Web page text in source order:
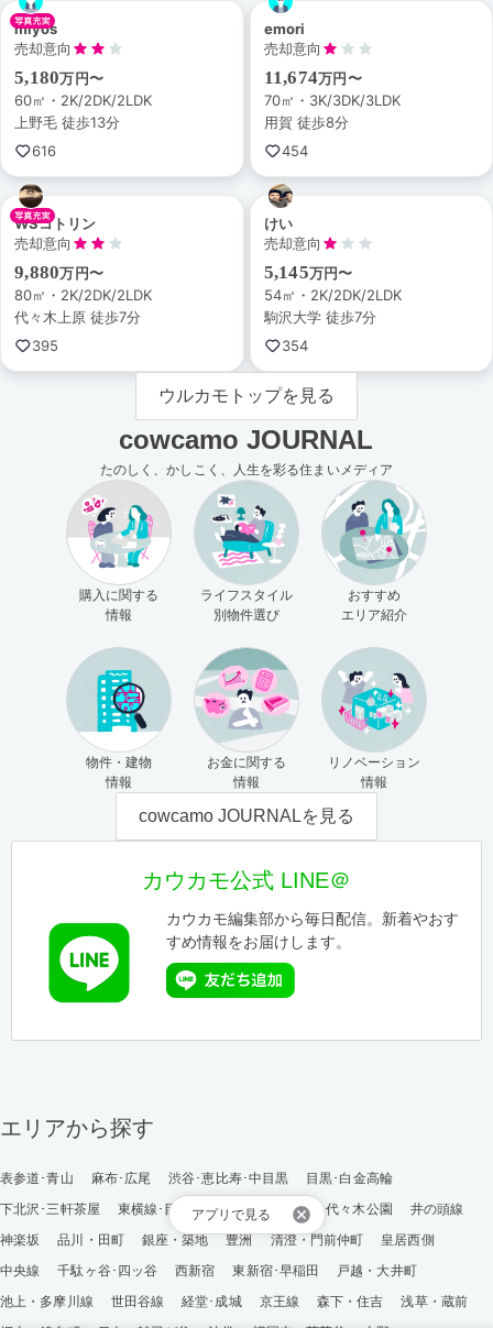
アプリで見る
miyos
売却意向
5,180万円〜
60㎡・2K/2DK/2LDK
上野毛 徒歩13分
616
emori
売却意向
11,674万円〜
70㎡・3K/3DK/3LDK
用賀 徒歩8分
454
WSコトリン
売却意向
9,880万円〜
80㎡・2K/2DK/2LDK
代々木上原 徒歩7分
395
けい
売却意向
5,145万円〜
54㎡・2K/2DK/2LDK
駒沢大学 徒歩7分
354
ウルカモトップを見る
cowcamo JOURNAL
たのしく、かしこく、人生を彩る住まいメディア
購入に関する
情報
ライフスタイル
別物件選び
おすすめ
エリア紹介
物件・建物
情報
お金に関する
情報
リノベーション
情報
cowcamo JOURNALを見る
カウカモ公式 LINE＠
カウカモ編集部から毎日配信。新着やおす
すめ情報をお届けします。
エリアから探す
表参道･青山 麻布･広尾 渋谷･恵比寿･中目黒
目黒･白金高輪
下北沢･三軒茶屋
東横線･目黒線 駒沢･二子玉川 代々木公園
井の頭線
神楽坂
品川・田町 銀座・築地 豊洲 清澄・門前仲町
皇居西側
中央線
千駄ヶ谷･四ッ谷 西新宿 東新宿･早稲田
戸越・大井町
池上・多摩川線
世田谷線 経堂･成城 京王線 森下・住吉
浅草・蔵前